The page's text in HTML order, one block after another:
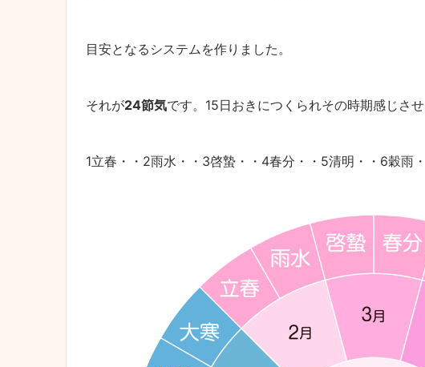
目安となるシステムを作りました。
それが24節気です。15日おきにつくられその時期感じさせ
1立春・・2雨水・・3啓蟄・・4春分・・5清明・・6穀雨